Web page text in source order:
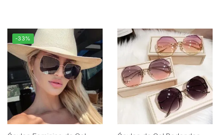
-33%